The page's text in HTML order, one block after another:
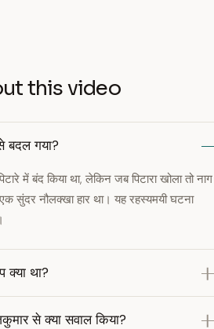
this video
बदल गया?
में बंद किया था, लेकिन जब पिटारा खोला तो नाग
सुंदर नौलक्खा हार था। यह रहस्यमयी घटना
क्या था?
से क्या सवाल किया?